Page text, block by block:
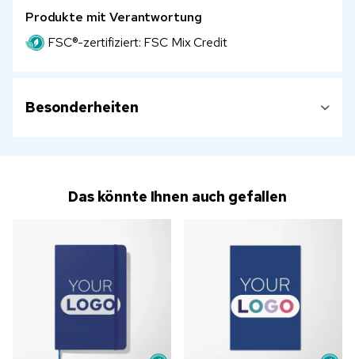
Produkte mit Verantwortung
FSC®-zertifiziert: FSC Mix Credit
Besonderheiten
Das könnte Ihnen auch gefallen